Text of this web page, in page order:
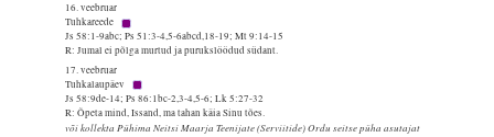
16. veebruar
Tuhkareede
Js 58:1-9abc; Ps 51:3-4,5-6abcd,18-19; Mt 9:14-15
R: Jumal ei põlga murtud ja purukslöödud südant.
17. veebruar
Tuhkalaupäev
Js 58:9de-14; Ps 86:1bc-2,3-4,5-6; Lk 5:27-32
R: Õpeta mind, Issand, ma tahan käia Sinu tões.
või kollekta Pühima Neitsi Maarja Teenijate (Serviitide) Ordu seitse püha asutajat